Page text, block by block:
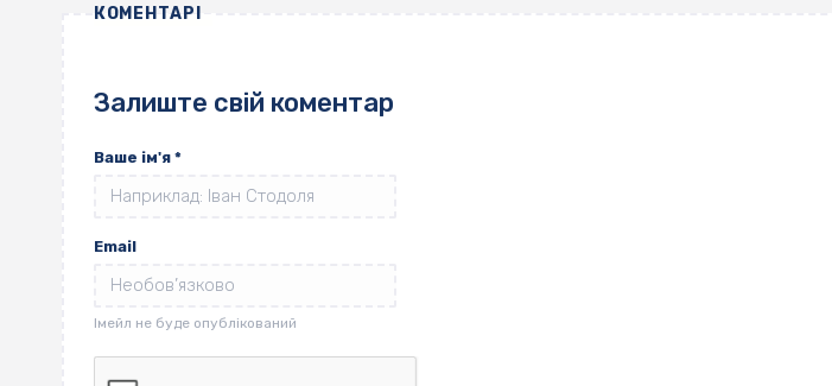
КОМЕНТАРІ
Залиште свій коментар
Ваше ім'я *
Email